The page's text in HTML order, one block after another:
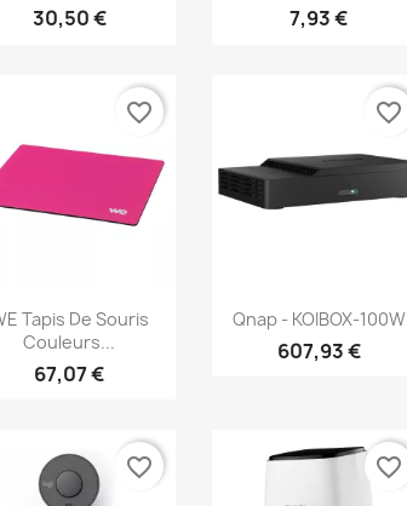
30,50 € 7,93 €
Aperçu rapide
Tapis De Souris
Couleurs...
67,07 €
favorite_border
Aperçu rapide
Qnap - KOIBOX-100W
607,93 €
favorite_border
favorite_border favorite_border